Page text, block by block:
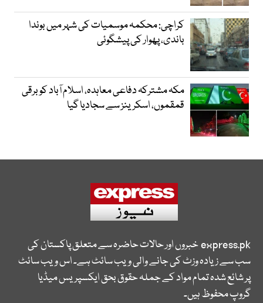
کراچی: محکمہ موسمیات کی شہر میں بوندا
باندی، پھوار کی پیشگوئی
مکہ مشترکہ دفاعی معاہدہ، اسلام آباد کو برقی
قمقموں، اسکرینز سے سجادیا گیا
express.pkخبروں اور حالات حاضرہ سے متعلق پاکستان کی
سب سے زیادہ وزٹ کی جانے والی ویب سائٹ ہے۔ اس ویب سائٹ
پر شائع شدہ تمام مواد کے جملہ حقوق بحق ایکسپریس میڈیا
گروپ محفوظ ہیں۔